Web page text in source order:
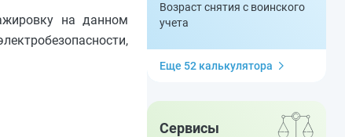
на данном
Возраст снятия с воинского
учета
Еще 52 калькулятора
Сервисы